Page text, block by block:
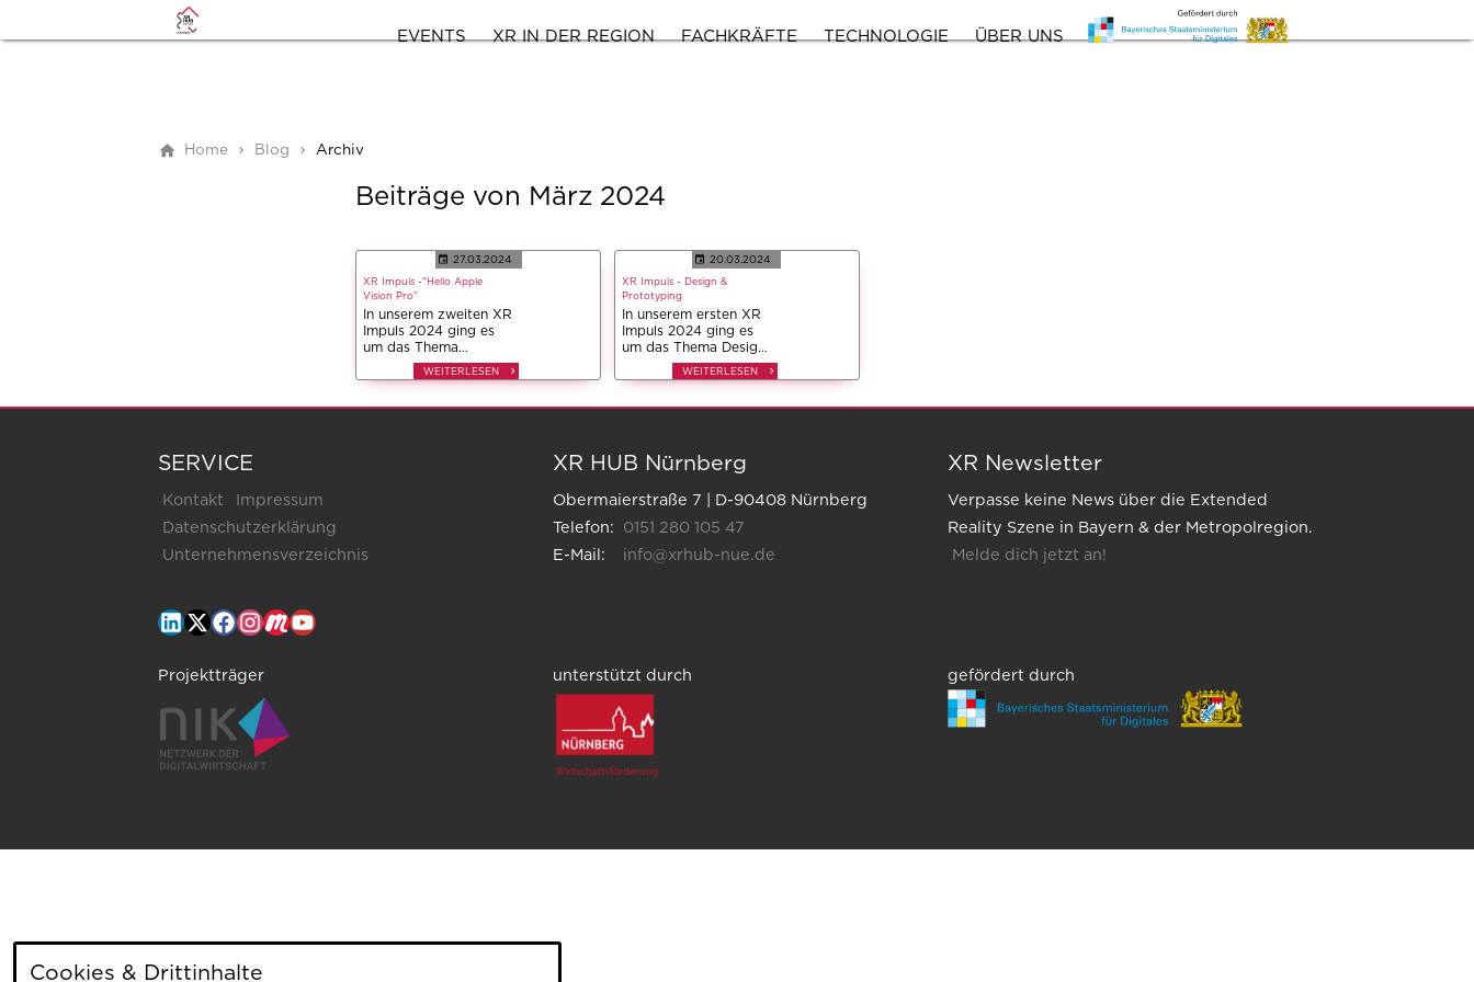
EVENTS XR IN DER REGION FACHKRÄFTE TECHNOLOGIE ÜBER UNS
Home Blog Archiv
Beiträge von März 2024
27.03.2024
XR Impuls -"Hello Apple
Vision Pro"
In unserem zweiten XR
Impuls 2024 ging es
um das Thema
Hardware in
Augmented und
Genauer gesagt um
WEITERLESEN
20.03.2024
XR Impuls - Design &
Prototyping
In unserem ersten XR
Impuls 2024 ging es
um das Thema Design
& Prototyping in
Augmented und
immersiven
Prototypen ermöglicht
Dimension der
Kreativität und…
WEITERLESEN
SERVICE
Kontakt
Impressum
Datenschutzerklärung
Unternehmensverzeichnis
XR HUB Nürnberg
Obermaierstraße 7 | D-90408 Nürnberg
Telefon:
0151 280 105 47
E-Mail:
info@xrhub-nue.de
XR Newsletter
Verpasse keine News über die Extended
Reality Szene in Bayern & der Metropolregion.
Melde dich jetzt an!
Projektträger unterstützt durch gefördert durch
Cookies & Drittinhalte